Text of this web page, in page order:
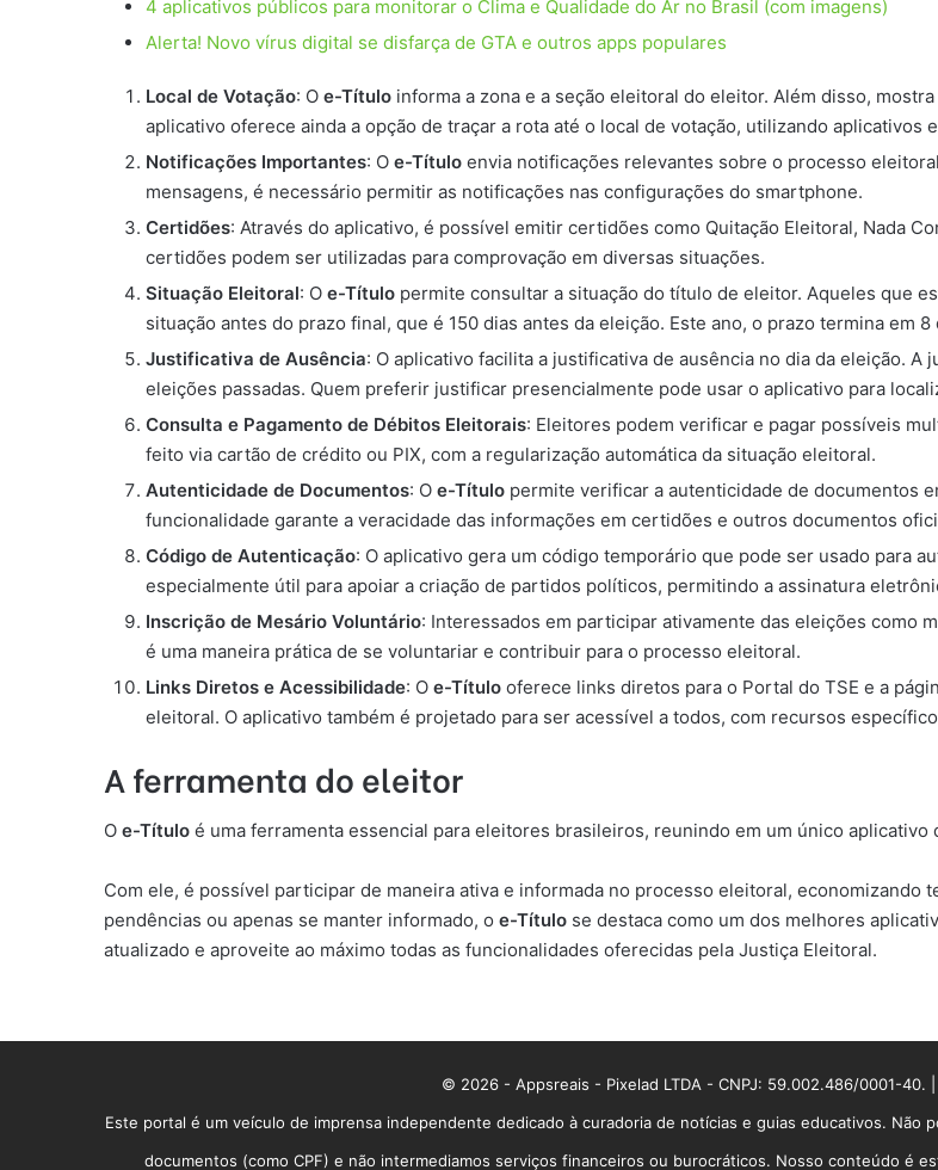
4 aplicativos públicos para monitorar o Clima e Qualidade do Ar no Brasil (com imagens)
Alerta! Novo vírus digital se disfarça de GTA e outros apps populares
Local de Votação: O e-Título informa a zona e a seção eleitoral do eleitor. Além disso,
aplicativo oferece ainda a opção de traçar a rota até o local de votação, utilizando aplicativos
Notificações Importantes: O e-Título envia notificações relevantes sobre o processo
mensagens, é necessário permitir as notificações nas configurações do smartphone.
Certidões: Através do aplicativo, é possível emitir certidões como Quitação Eleitoral, Nada
certidões podem ser utilizadas para comprovação em diversas situações.
Situação Eleitoral: O e-Título permite consultar a situação do título de eleitor. Aqueles que
situação antes do prazo final, que é 150 dias antes da eleição. Este ano, o prazo termina em 8
Justificativa de Ausência: O aplicativo facilita a justificativa de ausência no dia da eleição.
eleições passadas. Quem preferir justificar presencialmente pode usar o aplicativo para
Consulta e Pagamento de Débitos Eleitorais: Eleitores podem verificar e pagar possíveis
feito via cartão de crédito ou PIX, com a regularização automática da situação eleitoral.
Autenticidade de Documentos: O e-Título permite verificar a autenticidade de documentos
funcionalidade garante a veracidade das informações em certidões e outros documentos
Código de Autenticação: O aplicativo gera um código temporário que pode ser usado para
especialmente útil para apoiar a criação de partidos políticos, permitindo a assinatura
Inscrição de Mesário Voluntário: Interessados em participar ativamente das eleições como
é uma maneira prática de se voluntariar e contribuir para o processo eleitoral.
Links Diretos e Acessibilidade: O e-Título oferece links diretos para o Portal do TSE e a
eleitoral. O aplicativo também é projetado para ser acessível a todos, com recursos
A ferramenta do eleitor
O e-Título é uma ferramenta essencial para eleitores brasileiros, reunindo em um único
Com ele, é possível participar de maneira ativa e informada no processo eleitoral, economizando
pendências ou apenas se manter informado, o e-Título se destaca como um dos melhores
atualizado e aproveite ao máximo todas as funcionalidades oferecidas pela Justiça Eleitoral.
© 2026 - Appsreais - Pixelad LTDA - CNPJ: 59.002.486/0001-40.
Este portal é um veículo de imprensa independente dedicado à curadoria de notícias e guias educativos. Não
documentos (como CPF) e não intermediamos serviços financeiros ou burocráticos. Nosso conteúdo é